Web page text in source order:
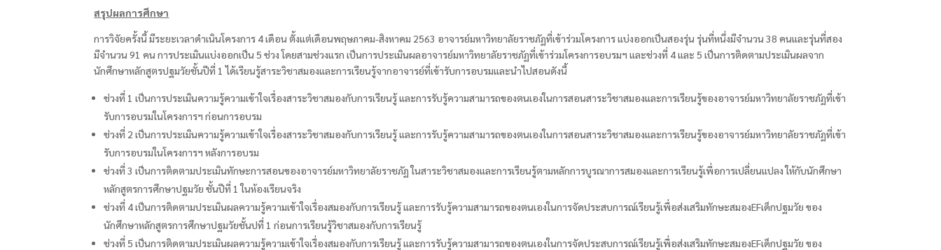
สรุปผลการศึกษา
การวิจัยครั้งนี้ มีระยะเวลาดำเนินโครงการ 4เดือน ตั้งแต่เดือนพฤษภาคม-สิงหาคม 2563 อาจารย์มหาวิทยาลัยราชภัฏที่เข้าร่วมโครงการ แบ่งออกเป็นสองรุ่น รุ่นที่หนึ่งมีจำนวน38คนและรุ่นที่สอง
มีจำนวน91คน การประเมินแบ่งออกเป็น 5ช่วง โดยสามช่วงแรก เป็นการประเมินผลอาจารย์มหาวิทยาลัยราชภัฏที่เข้าร่วมโครงการอบรมฯ และช่วงที่ 4และ 5 เป็นการติดตามประเมินผลจาก
นักศึกษาหลักสูตรปฐมวัยชั้นปีที่ 1ได้เรียนรู้สาระวิชาสมองและการเรียนรู้จากอาจารย์ที่เข้ารับการอบรมและนำไปสอนดังนี้
ช่วงที่ 1เป็นการประเมินความรู้ความเข้าใจเรื่องสาระวิชาสมองกับการเรียนรู้ และการรับรู้ความสามารถของตนเองในการสอนสาระวิชาสมองและการเรียนรู้ของอาจารย์มหาวิทยาลัยราชภัฏที่เข้า
รับการอบรมในโครงการฯ ก่อนการอบรม
ช่วงที่ 2เป็นการประเมินความรู้ความเข้าใจเรื่องสาระวิชาสมองกับการเรียนรู้ และการรับรู้ความสามารถของตนเองในการสอนสาระวิชาสมองและการเรียนรู้ของอาจารย์มหาวิทยาลัยราชภัฏที่เข้า
รับการอบรมในโครงการฯ หลังการอบรม
ช่วงที่ 3เป็นการติดตามประเมินทักษะการสอนของอาจารย์มหาวิทยาลัยราชภัฏ ในสาระวิชาสมองและการเรียนรู้ตามหลักการบูรณาการสมองและการเรียนรู้เพื่อการเปลี่ยนแปลง ให้กับนักศึกษา
หลักสูตรการศึกษาปฐมวัย ชั้นปีที่ 1ในห้องเรียนจริง
ช่วงที่ 4เป็นการติดตามประเมินผลความรู้ความเข้าใจเรื่องสมองกับการเรียนรู้ และการรับรู้ความสามารถของตนเองในการจัดประสบการณ์เรียนรู้เพื่อส่งเสริมทักษะสมองEFเด็กปฐมวัย ของ
นักศึกษาหลักสูตรการศึกษาปฐมวัยชั้นปที่ 1ก่อนการเรียนรู้วิชาสมองกับการเรียนรู้
ช่วงที่ 5เป็นการติดตามประเมินผลความรู้ความเข้าใจเรื่องสมองกับการเรียนรู้ และการรับรู้ความสามารถของตนเองในการจัดประสบการณ์เรียนรู้เพื่อส่งเสริมทักษะสมองEFเด็กปฐมวัย ของ